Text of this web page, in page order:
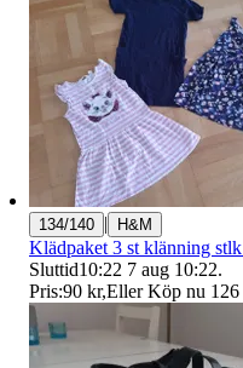
134/140 | H&M
Klädpaket 3 st klänning
Sluttid10:22 7 aug 10:22.
Pris:90 kr,Eller Köp nu